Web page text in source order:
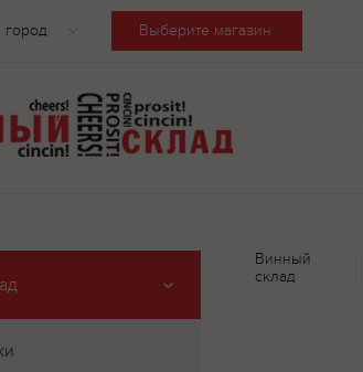
город Выберите магазин
Винный
склад